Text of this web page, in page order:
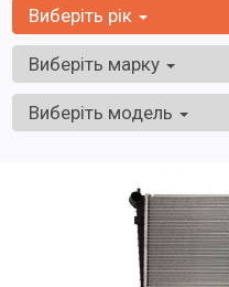
Виберіть рік
Виберіть марку
Виберіть модель